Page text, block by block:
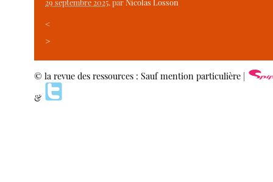
29 septembre 2025, par Nicolas Losson
<
>
© la revue des ressources : Sauf mention particulière |
&